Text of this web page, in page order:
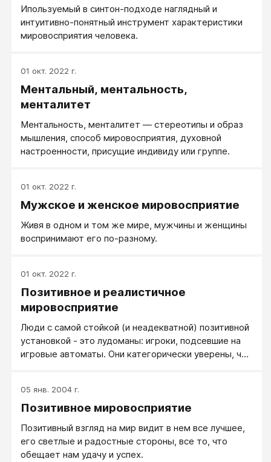
Ипользуемый в синтон-подходе наглядный и
интуитивно-понятный инструмент характеристики
мировосприятия человека.
01 окт. 2022 г.
Ментальный, ментальность,
менталитет
Ментальность, менталитет — стереотипы и образ
мышления, способ мировосприятия, духовной
настроенности, присущие индивиду или группе.
01 окт. 2022 г.
Мужское и женское мировосприятие
Живя в одном и том же мире, мужчины и женщины
воспринимают его по-разному.
01 окт. 2022 г.
Позитивное и реалистичное
мировосприятие
Люди с самой стойкой (и неадекватной) позитивной
установкой - это лудоманы: игроки, подсевшие на
игровые автоматы. Они категорически уверены, что
05 янв. 2004 г.
Позитивное мировосприятие
Позитивный взгляд на мир видит в нем все лучшее,
его светлые и радостные стороны, все то, что
обещает нам удачу и успех.